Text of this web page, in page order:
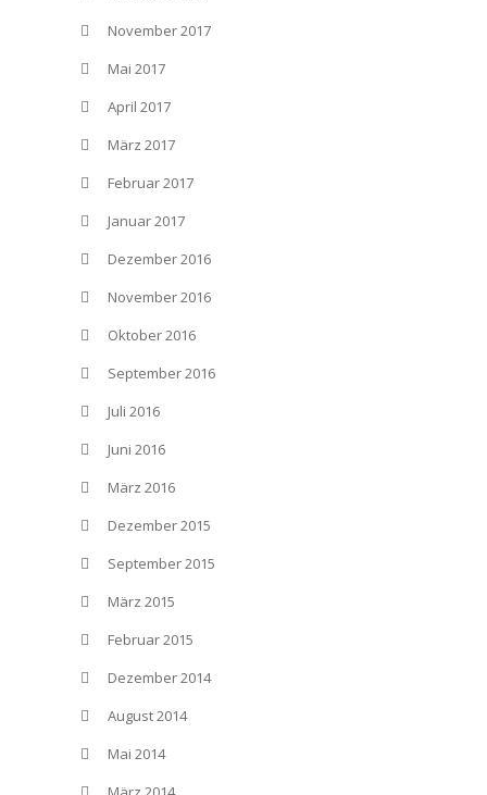
November 2017
Mai 2017
April 2017
März 2017
Februar 2017
Januar 2017
Dezember 2016
November 2016
Oktober 2016
September 2016
Juli 2016
Juni 2016
März 2016
Dezember 2015
September 2015
März 2015
Februar 2015
Dezember 2014
August 2014
Mai 2014